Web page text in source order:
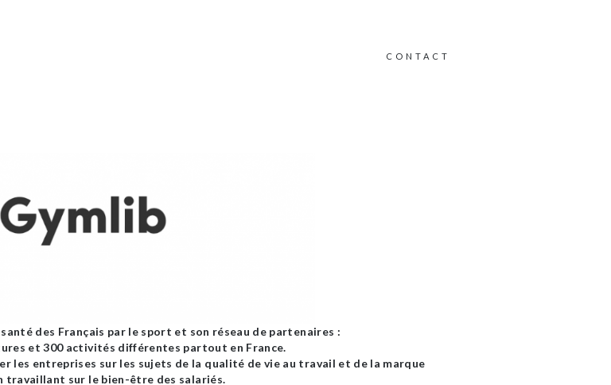
CONTACT
des Français par le sport et son réseau de partenaires :
et 300 activités différentes partout en France.
les entreprises sur les sujets de la qualité de vie au travail et de la marque
travaillant sur le bien-être des salariés.